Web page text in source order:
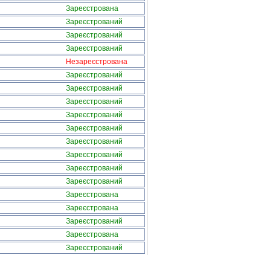
Зареєстрована
Зареєстрований
Зареєстрований
Зареєстрований
Незареєстрована
Зареєстрований
Зареєстрований
Зареєстрований
Зареєстрований
Зареєстрований
Зареєстрований
Зареєстрований
Зареєстрований
Зареєстрований
Зареєстрована
Зареєстрована
Зареєстрований
Зареєстрована
Зареєстрований